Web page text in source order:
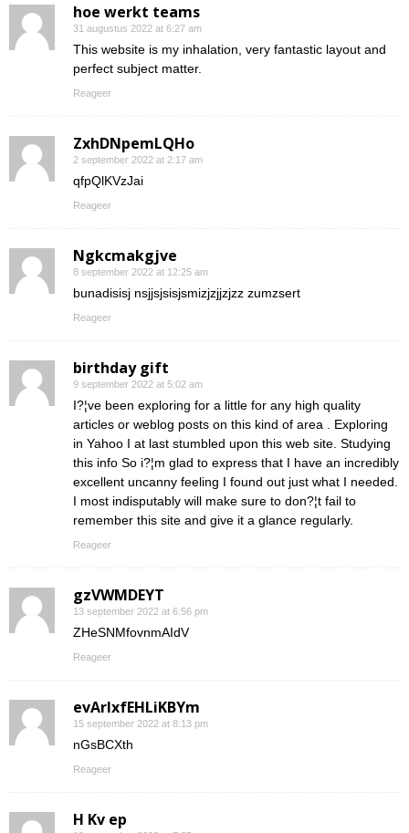
hoe werkt teams
31 augustus 2022 at 6:27 am
This website is my inhalation, very fantastic layout and
perfect subject matter.
Reageer
ZxhDNpemLQHo
2 september 2022 at 2:17 am
qfpQlKVzJai
Reageer
Ngkcmakgjve
8 september 2022 at 12:25 am
bunadisisj nsjjsjsisjsmizjzjjzjzz zumzsert
Reageer
birthday gift
9 september 2022 at 5:02 am
I?¦ve been exploring for a little for any high quality
articles or weblog posts on this kind of area . Exploring
in Yahoo I at last stumbled upon this web site. Studying
this info So i?¦m glad to express that I have an incredibly
excellent uncanny feeling I found out just what I needed.
I most indisputably will make sure to don?¦t fail to
remember this site and give it a glance regularly.
Reageer
gzVWMDEYT
13 september 2022 at 6:56 pm
ZHeSNMfovnmAIdV
Reageer
evArIxfEHLiKBYm
15 september 2022 at 8:13 pm
nGsBCXth
Reageer
H Kv ep